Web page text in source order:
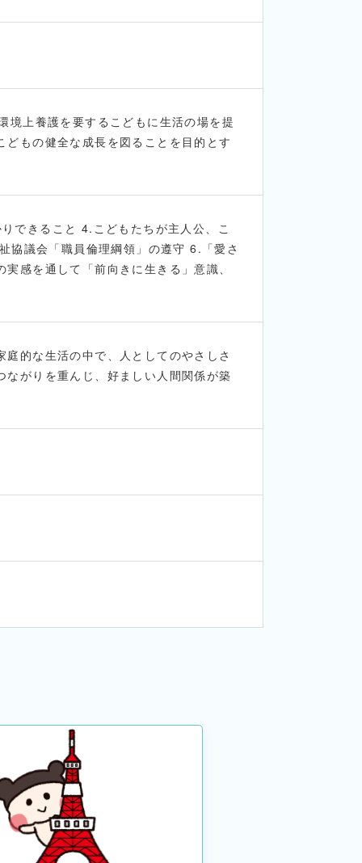
境上養護を要するこどもに生活の場を提
もの健全な成長を図ることを目的とす
できること 4.こどもたちが主人公、こ
協議会「職員倫理綱領」の遵守 6.「愛さ
感を通して「前向きに生きる」意識、
的な生活の中で、人としてのやさしさ
がりを重んじ、好ましい人間関係が築